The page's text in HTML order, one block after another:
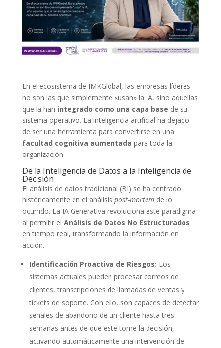
En el ecosistema de IMKGlobal, las empresas líderes
no son las que simplemente «usan» la IA, sino aquellas
que la han integrado como una capa base de su
sistema operativo. La inteligencia artificial ha dejado
de ser una herramienta para convertirse en una
facultad cognitiva aumentada para toda la
organización.
De la Inteligencia de Datos a la Inteligencia de
Decisión
El análisis de datos tradicional (BI) se ha centrado
históricamente en el análisis post-mortemde lo
ocurrido. La IA Generativa revoluciona este paradigma
al permitir el Análisis de Datos No Estructurados
en tiempo real, transformando la información en
acción.
Identificación Proactiva de Riesgos: Los
sistemas actuales pueden procesar correos de
clientes, transcripciones de llamadas de ventas y
tickets de soporte. Con ello, son capaces de detectar
señales de abandono de un cliente hasta tres
semanas antes de que este tome la decisión,
activando automáticamente una intervención de